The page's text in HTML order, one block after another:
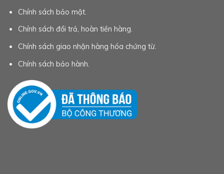
Chính sách bảo mật.
Chính sách đổi trả, hoàn tiền hàng.
Chính sách giao nhận hàng hóa chứng từ.
Chính sách bảo hành.